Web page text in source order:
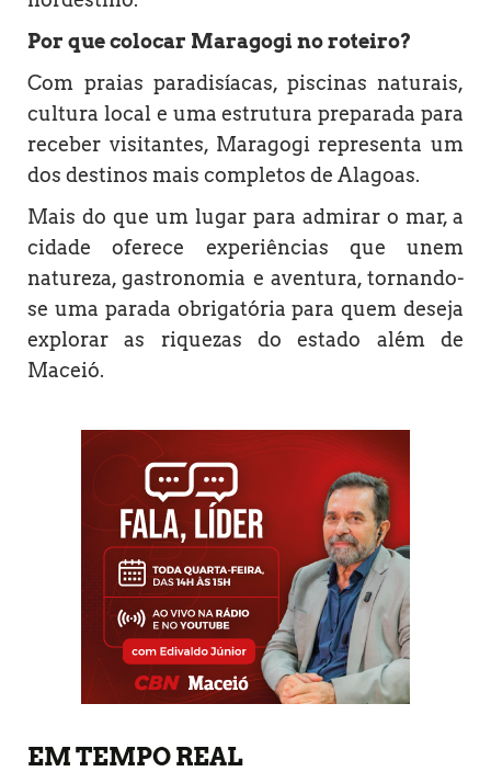
Por que colocar Maragogi no roteiro?
Com praias paradisíacas, piscinas naturais,
cultura local e uma estrutura preparada para
receber visitantes, Maragogi representa um
dos destinos mais completos de Alagoas.
Mais do que um lugar para admirar o mar, a
cidade oferece experiências que unem
natureza, gastronomia e aventura, tornando-
se uma parada obrigatória para quem deseja
explorar as riquezas do estado além de
Maceió.
EM TEMPO REAL